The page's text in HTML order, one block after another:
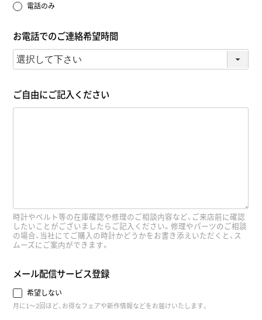
電話のみ
お電話でのご連絡希望時間
ご自由にご記入ください
時計やベルト等の在庫確認や修理のご相談内容など、ご来店前に確認
したいことがございましたらご記入ください。修理やパーツのご相談
の場合、当社にてご購入の時計かどうかをお書き添えいただくと、ス
ムーズにご案内ができます。
メール配信サービス登録
希望しない
月に1～2回ほど、お得なフェアや新作情報などをお届けいたします。